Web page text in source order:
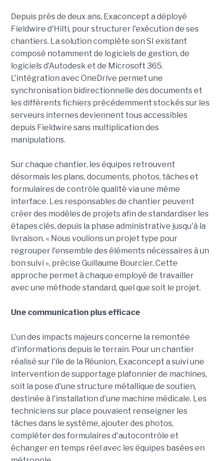
Depuis près de deux ans, Exaconcept a déployé
Fieldwire d'Hilti, pour structurer l'exécution de ses
chantiers. La solution complète son SI existant
composé notamment de logiciels de gestion, de
logiciels d'Autodesk et de Microsoft 365.
L'intégration avec OneDrive permet une
synchronisation bidirectionnelle des documents et
les différents fichiers précédemment stockés sur les
serveurs internes deviennent tous accessibles
depuis Fieldwire sans multiplication des
manipulations.
Sur chaque chantier, les équipes retrouvent
désormais les plans, documents, photos, tâches et
formulaires de contrôle qualité via une même
interface. Les responsables de chantier peuvent
créer des modèles de projets afin de standardiser les
étapes clés, depuis la phase administrative jusqu'à la
livraison. « Nous voulions un projet type pour
regrouper l'ensemble des éléments nécessaires à un
bon suivi », précise Guillaume Bourcier. Cette
approche permet à chaque employé de travailler
avec une méthode standard, quel que soit le projet.
Une communication plus efficace
L'un des impacts majeurs concerne la remontée
d'informations depuis le terrain. Pour un chantier
réalisé sur l'île de la Réunion, Exaconcept a suivi une
intervention de supportage plafonnier de machines,
soit la pose d'une structure métallique de soutien,
destinée à l'installation d'une machine médicale. Les
techniciens sur place pouvaient renseigner les
tâches dans le système, ajouter des photos,
compléter des formulaires d'autocontrôle et
échanger en temps réel avec les équipes basées en